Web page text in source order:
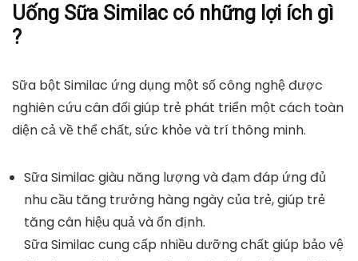
Uống Sữa Similac có những lợi ích gì
?
Sữa bột Similac ứng dụng một số công nghệ được
nghiên cứu cân đối giúp trẻ phát triển một cách toàn
diện cả về thể chất, sức khỏe và trí thông minh.
Sữa Similac giàu năng lượng và đạm đáp ứng đủ
nhu cầu tăng trưởng hàng ngày của trẻ, giúp trẻ
tăng cân hiệu quả và ổn định.
Sữa Similac cung cấp nhiều dưỡng chất giúp bảo vệ